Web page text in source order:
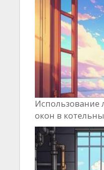
Использование
окон в